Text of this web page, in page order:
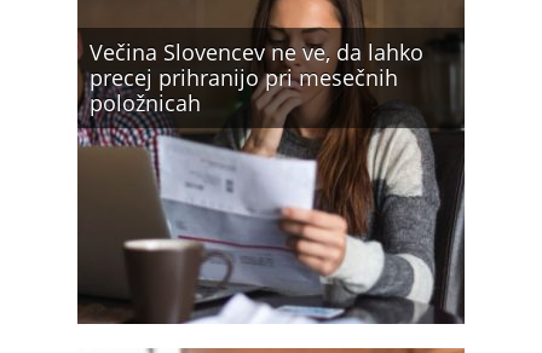
Večina Slovencev ne ve, da lahko
precej prihranijo pri mesečnih
položnicah